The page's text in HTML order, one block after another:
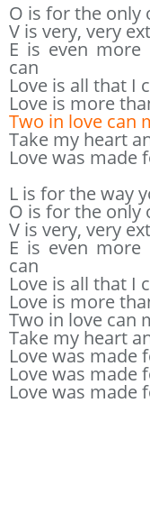
O is for the only
V is very, very
E is even
can
Love is all that I
Love is more
Two in love can
Take my heart
Love was made
L is for the way
O is for the only
V is very, very
E is even
can
Love is all that I
Love is more
Two in love can
Take my heart
Love was made
Love was made
Love was made